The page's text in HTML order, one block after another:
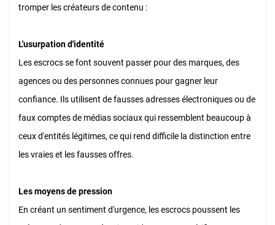
tromper les créateurs de contenu :
L'usurpation d'identité
Les escrocs se font souvent passer pour des marques, des
agences ou des personnes connues pour gagner leur
confiance. Ils utilisent de fausses adresses électroniques ou de
faux comptes de médias sociaux qui ressemblent beaucoup à
ceux d'entités légitimes, ce qui rend difficile la distinction entre
les vraies et les fausses offres.
Les moyens de pression
En créant un sentiment d'urgence, les escrocs poussent les